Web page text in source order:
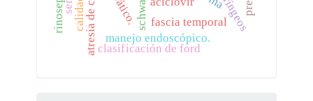
manejo endoscópico.
fascia temporal
clasificación de ford